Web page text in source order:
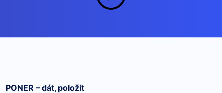
PONER – dát, položit